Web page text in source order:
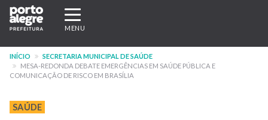
Pular
para
conteúdo
principal
Expandir/recolher
navegação
MENU
INÍCIO
SECRETARIA MUNICIPAL DE SAÚDE
MESA-REDONDA DEBATE EMERGÊNCIAS EM SAÚDE PÚBLICA E
COMUNICAÇÃO DE RISCO EM BRASÍLIA
SAÚDE